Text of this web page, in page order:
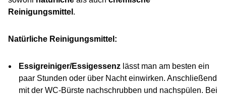
Reinigungsmittel .
Natürliche Reinigungsmittel:
Essigreiniger/Essigessenz lässt man am besten ein
paar Stunden oder über Nacht einwirken. Anschließend
mit der WC-Bürste nachschrubben und nachspülen. Bei